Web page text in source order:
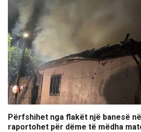
Përfshihet nga flakët një banesë
raportohet për dëme të mëdha